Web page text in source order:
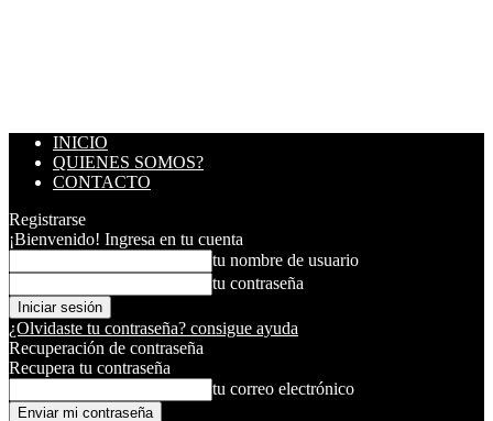
INICIO
QUIENES SOMOS?
CONTACTO
Registrarse
¡Bienvenido! Ingresa en tu cuenta
tu nombre de usuario
tu contraseña
¿Olvidaste tu contraseña? consigue ayuda
Recuperación de contraseña
Recupera tu contraseña
tu correo electrónico